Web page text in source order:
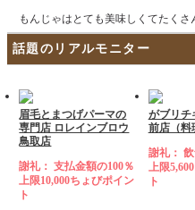
もんじゃはとても美味しくてたくさ
話題のリアルモニター
眉毛とまつげパーマの
専門店 ロレインブロウ
鳥取店
謝礼： 支払金額の100％
上限10,000ちょびポイン
ト
がブリチ
前店（料
謝礼：
上限
ト